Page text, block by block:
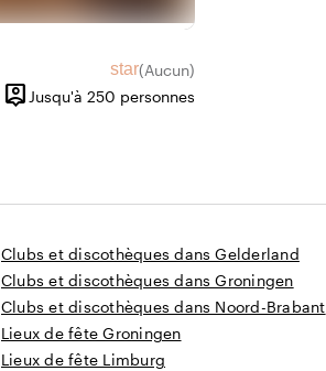
star(Aucun)
Aucun avis
person_pin
Capacité
Jusqu'à 250 personnes
Clubs et discothèques dans Gelderland
Clubs et discothèques dans Groningen
Clubs et discothèques dans Noord-Brabant
Lieux de fête Groningen
Lieux de fête Limburg